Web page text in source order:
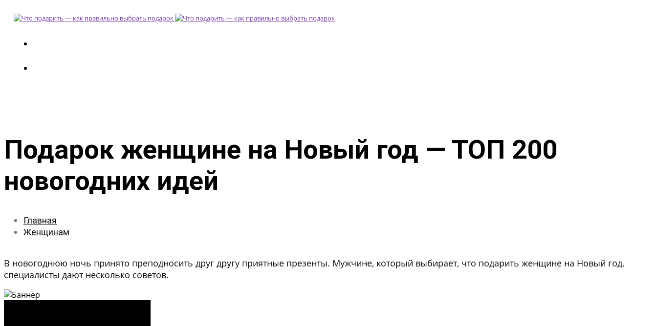
Подарок женщине на Новый год — ТОП 200
новогодних идей
Главная
Женщинам
В новогоднюю ночь принято преподносить друг другу приятные презенты. Мужчине, который выбирает, что подарить женщине на Новый год,
специалисты дают несколько советов.